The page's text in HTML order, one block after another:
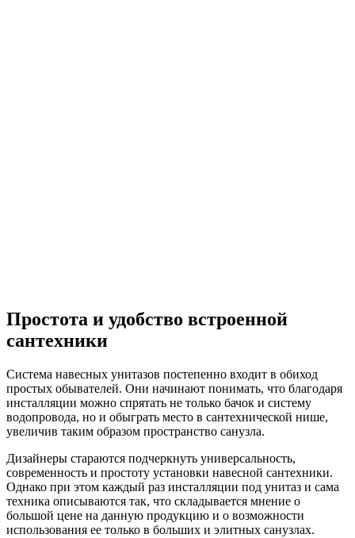
Простота и удобство встроенной
сантехники
Система навесных унитазов постепенно входит в обиход
простых обывателей. Они начинают понимать, что благодаря
инсталляции можно спрятать не только бачок и систему
водопровода, но и обыграть место в сантехнической нише,
увеличив таким образом пространство санузла.
Дизайнеры стараются подчеркнуть универсальность,
современность и простоту установки навесной сантехники.
Однако при этом каждый раз инсталляции под унитаз и сама
техника описываются так, что складывается мнение о
большой цене на данную продукцию и о возможности
использования ее только в больших и элитных санузлах.